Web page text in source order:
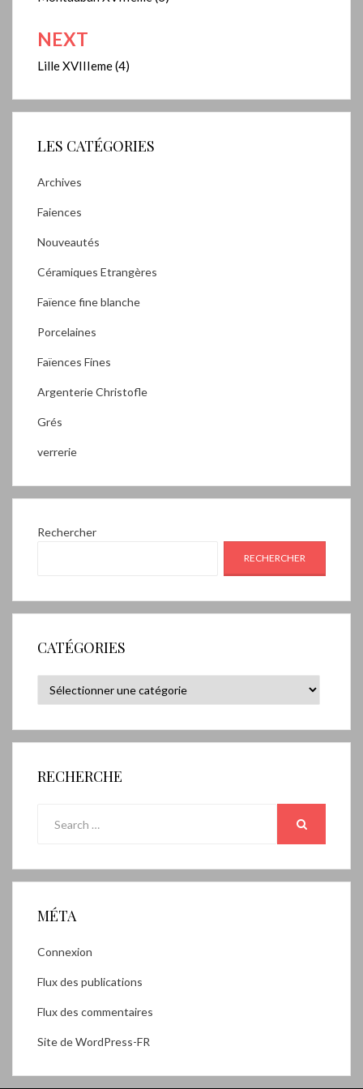
l’article
NEXT
Lille XVIIIeme (4)
LES CATÉGORIES
Archives
Faiences
Nouveautés
Céramiques Etrangères
Faïence fine blanche
Porcelaines
Faïences Fines
Argenterie Christofle
Grés
verrerie
Rechercher
RECHERCHER
CATÉGORIES
RECHERCHE
MÉTA
Connexion
Flux des publications
Flux des commentaires
Site de WordPress-FR